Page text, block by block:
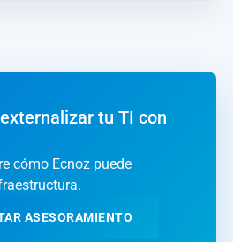
tu TI con
cómo Ecnoz puede
ASESORAMIENTO